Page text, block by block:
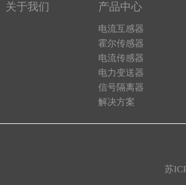
关于我们 产品中心
电流互感器
霍尔传感器
电流传感器
电力变送器
信号隔离器
解决方案
苏